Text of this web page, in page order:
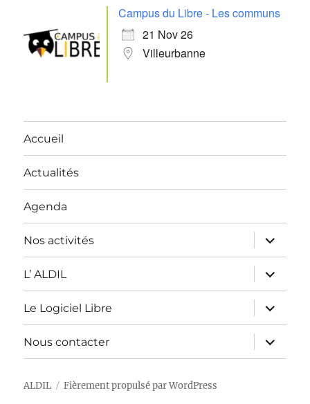
Campus du Libre - Les communs
21 Nov 26
Villeurbanne
Accueil
Actualités
Agenda
Nos activités
ouvrir
le
sous-
menu
L’ ALDIL
ouvrir
le
sous-
menu
Le Logiciel Libre
ouvrir
le
sous-
menu
Nous contacter
ouvrir
le
sous-
ALDIL Fièrement propulsé par WordPress